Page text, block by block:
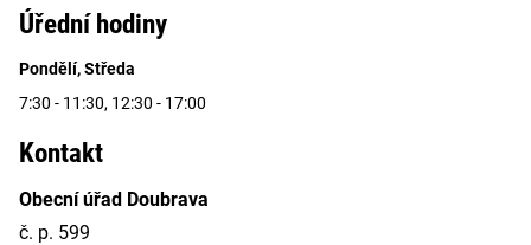
Úřední hodiny
Pondělí, Středa
7:30 - 11:30, 12:30 - 17:00
Kontakt
Obecní úřad Doubrava
č. p. 599